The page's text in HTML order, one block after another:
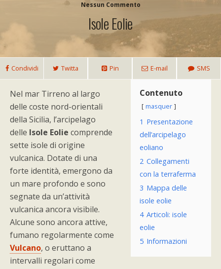
Nessun Commento
Isole Eolie
Condividi Twitta Pin E-mail SMS
Contenuto
masquer
1 Presentazione
dell’arcipelago
eoliano
2 Collegamenti
con la terraferma
3 Mappa delle
isole eolie
4 Articoli: isole
eolie
5 Informazioni
Nel mar Tirreno al largo
delle coste nord-orientali
della Sicilia, l’arcipelago
delle Isole Eolie comprende
sette isole di origine
vulcanica. Dotate di una
forte identità, emergono da
un mare profondo e sono
segnate da un’attività
vulcanica ancora visibile.
Alcune sono ancora attive,
fumano regolarmente come
Vulcano, o eruttano a
intervalli regolari come